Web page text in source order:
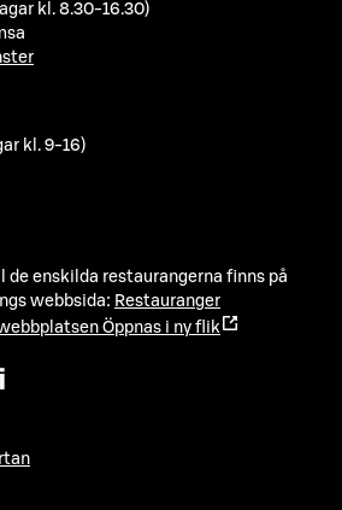
kl. 8.30-16.30)
kl. 9-16)
de enskilda restaurangerna finns på
webbsida: Restauranger
Öppnas i ny flik